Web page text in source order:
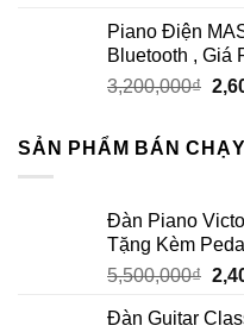
Piano Điện
Bluetooth , Giá
3,200,000₫
SẢN PHẨM BÁN CHẠY
Đàn Piano
Tặng Kèm Pedal
5,500,000₫
Đàn Guitar